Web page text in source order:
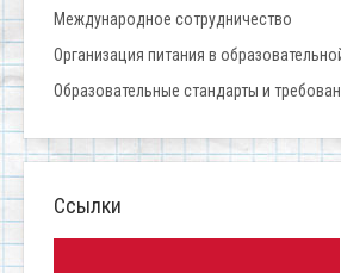
Международное сотрудничество
Организация питания в
Образовательные стандарты и
Ссылки